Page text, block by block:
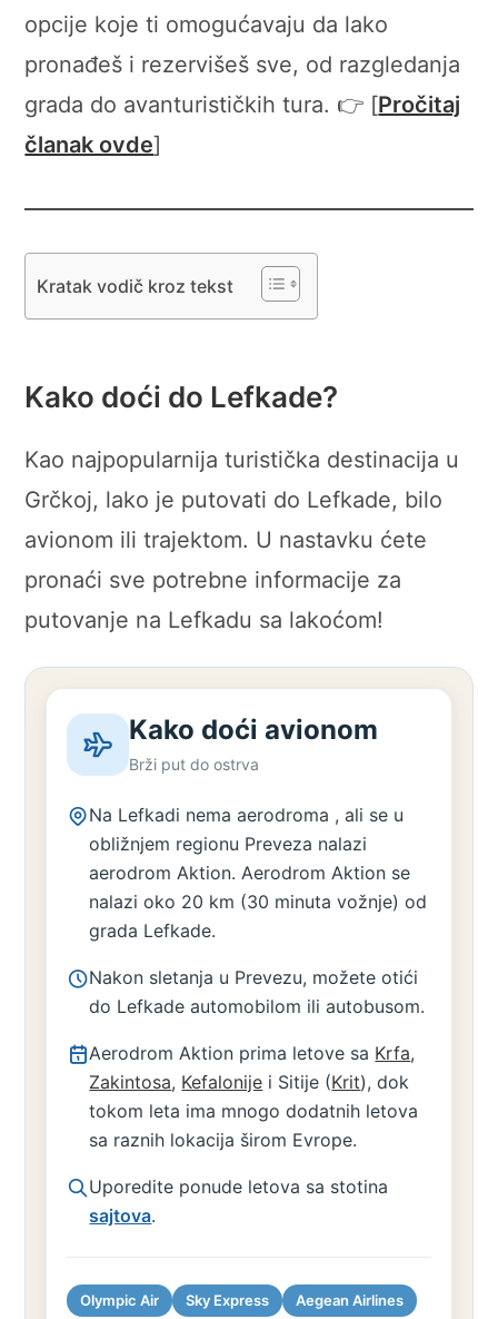
opcije koje ti omogućavaju da lako
pronađeš i rezervišeš sve, od razgledanja
grada do avanturističkih tura. 👉 [Pročitaj
članak ovde]
Kratak vodič kroz tekst
Kako doći do Lefkade?
Kao najpopularnija turistička destinacija u
Grčkoj, lako je putovati do Lefkade, bilo
avionom ili trajektom. U nastavku ćete
pronaći sve potrebne informacije za
putovanje na Lefkadu sa lakoćom!
Kako doći avionom
Brži put do ostrva
Na Lefkadi nema aerodroma , ali se u
obližnjem regionu Preveza nalazi
aerodrom Aktion. Aerodrom Aktion se
nalazi oko 20 km (30 minuta vožnje) od
grada Lefkade.
Nakon sletanja u Prevezu, možete otići
do Lefkade automobilom ili autobusom.
Aerodrom Aktion prima letove sa Krfa,
Zakintosa, Kefalonije i Sitije (Krit), dok
tokom leta ima mnogo dodatnih letova
sa raznih lokacija širom Evrope.
Uporedite ponude letova sa stotina
sajtova.
Olympic Air Sky Express Aegean Airlines